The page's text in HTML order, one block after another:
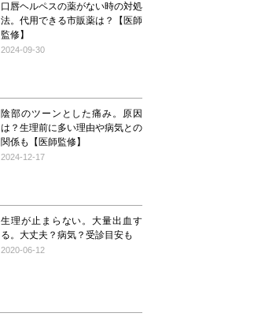
口唇ヘルペスの薬がない時の対処
法。代用できる市販薬は？【医師
監修】
2024-09-30
陰部のツーンとした痛み。原因
は？生理前に多い理由や病気との
関係も【医師監修】
2024-12-17
生理が止まらない。大量出血す
る。大丈夫？病気？受診目安も
2020-06-12